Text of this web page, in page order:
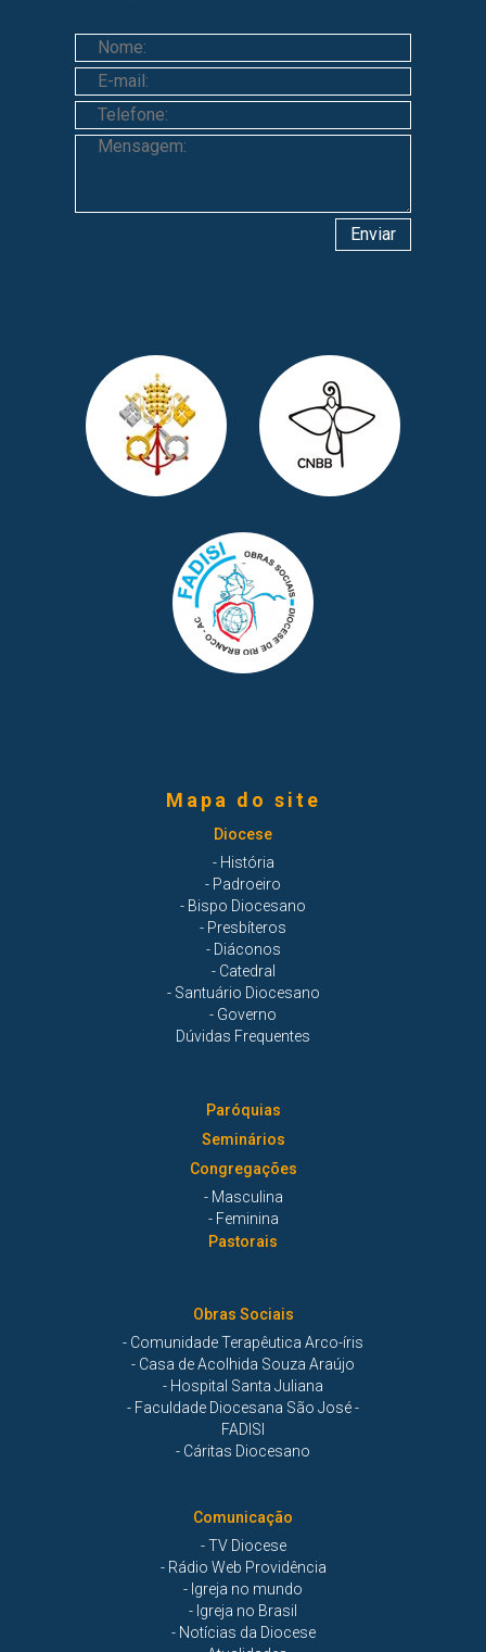
Mapa do site
Diocese
- História
- Padroeiro
- Bispo Diocesano
- Presbíteros
- Diáconos
- Catedral
- Santuário Diocesano
- Governo
Dúvidas Frequentes
Paróquias
Seminários
Congregações
- Masculina
- Feminina
Pastorais
Obras Sociais
- Comunidade Terapêutica Arco-íris
- Casa de Acolhida Souza Araújo
- Hospital Santa Juliana
- Faculdade Diocesana São José -
FADISI
- Cáritas Diocesano
Comunicação
- TV Diocese
- Rádio Web Providência
- Igreja no mundo
- Igreja no Brasil
- Notícias da Diocese